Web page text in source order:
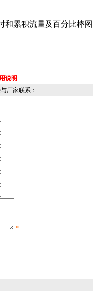
时和累积流量及百分比棒图
说明
家联系：
*